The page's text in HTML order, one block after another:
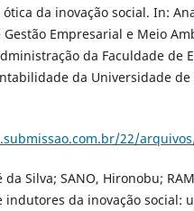
da inovação social. In:
Empresarial e Meio
da Faculdade de
da Universidade de
22/
da Silva; SANO, Hironobu;
da inovação social: